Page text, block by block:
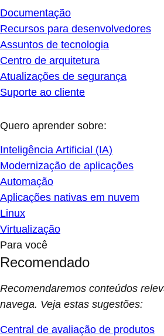
Documentação
Recursos para desenvolvedores
Assuntos de tecnologia
Centro de arquitetura
Atualizações de segurança
Suporte ao cliente
Quero aprender sobre:
Inteligência Artificial (IA)
Modernização de aplicações
Automação
Aplicações nativas em nuvem
Linux
Virtualização
Para você
Recomendado
Recomendaremos conteúdos
navega. Veja estas sugestões:
Central de avaliação de produtos